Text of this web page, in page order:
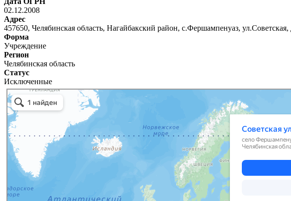
02.12.2008
Адрес
457650, Челябинская область, Нагайбакский район, с.Фершампенуаз, ул.Советская,
Форма
Учреждение
Регион
Челябинская область
Статус
Исключенные